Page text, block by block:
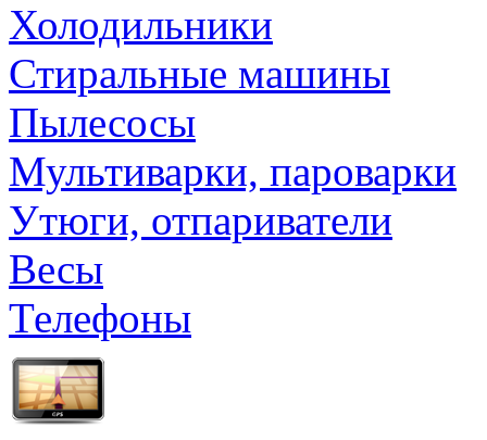
Холодильники
Стиральные машины
Пылесосы
Мультиварки, пароварки
Утюги, отпариватели
Весы
Телефоны